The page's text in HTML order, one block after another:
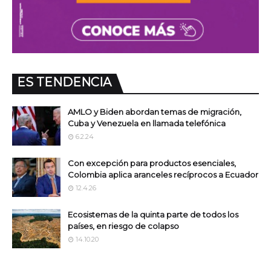
ES TENDENCIA
AMLO y Biden abordan temas de migración,
Cuba y Venezuela en llamada telefónica
6.2.24
Con excepción para productos esenciales,
Colombia aplica aranceles recíprocos a Ecuador
12.4.26
Ecosistemas de la quinta parte de todos los
países, en riesgo de colapso
14.10.20